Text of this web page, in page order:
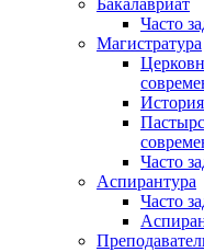
Часто
Магистратура
Часто
Аспирантура
Часто